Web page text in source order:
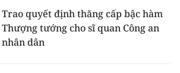
Trao quyết định thăng cấp bậc hàm
Thượng tướng cho sĩ quan Công an
nhân dân